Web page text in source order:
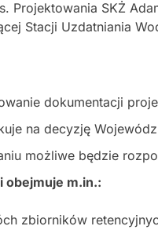
Projektowania SKŻ
Stacji Uzdatniania
dokumentacji
na decyzję
możliwe będzie
obejmuje m.in.:
zbiorników